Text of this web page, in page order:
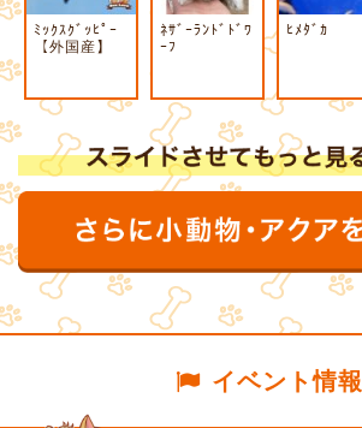
ﾐｯｸｽｸﾞｯﾋﾟｰ
【外国産】
ﾈｻﾞｰﾗﾝﾄﾞﾄﾞﾜ
ｰﾌ
ﾋﾒﾀﾞｶ
イベント情報